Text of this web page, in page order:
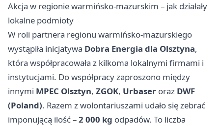
Akcja w regionie warmińsko-mazurskim – jak działały
lokalne podmioty
W roli partnera regionu warmińsko-mazurskiego
wystąpiła inicjatywa Dobra Energia dla Olsztyna,
która współpracowała z kilkoma lokalnymi firmami i
instytucjami. Do współpracy zaproszono między
innymi MPEC Olsztyn, ZGOK, Urbaser oraz DWF
(Poland). Razem z wolontariuszami udało się zebrać
imponującą ilość –2 000 kg odpadów. To liczba